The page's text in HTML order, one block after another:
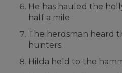
He has hauled the
half a mile
The herdsman heard
hunters.
Hilda held to the